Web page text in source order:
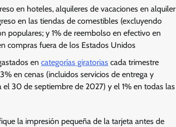
en hoteles, alquileres de vacaciones en alquiler
en las tiendas de comestibles (excluyendo
populares; y 1% de reembolso en efectivo en
compras fuera de los Estados Unidos
en categorías giratorias cada trimestre
3% en cenas (incluidos servicios de entrega y
30 de septiembre de 2027) y el 1% en todas las
la impresión pequeña de la tarjeta antes de